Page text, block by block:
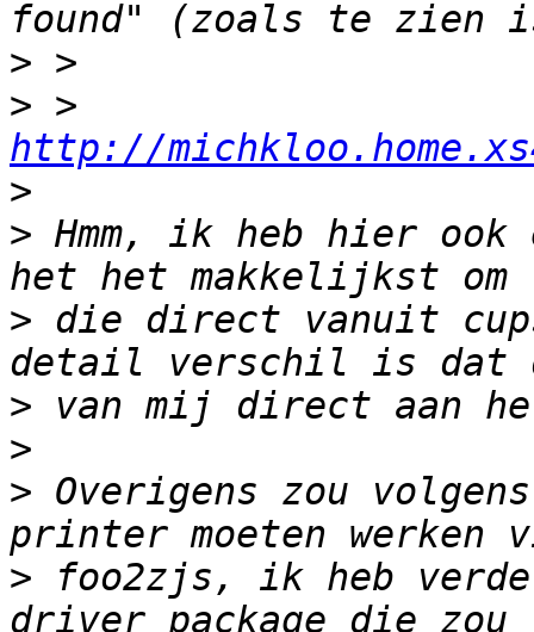
>
>
http://
>
> Hmm, ik heb hier
> die direct vanuit
>
>
> Overigens zou
> foo2zjs, ik heb